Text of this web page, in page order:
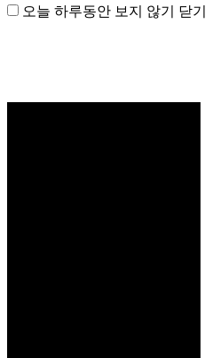
오늘 하루동안 보지 않기 닫기
5 · 5